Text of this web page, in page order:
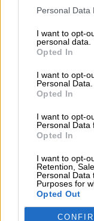
Personal Data
I want to opt-
personal data.
Opted In
I want to opt-
Personal Data.
Opted In
I want to opt-
Personal Data
Opted In
I want to opt-
Retention,
Personal Data
Purposes for
Opted Out
Η γαλλική «ψήφος»
ελληνικές
Βαρδινογιάννη-
Randy Schekman,
μπορεί να έχουμε
05.08.2026
παρονομαστή το
05.08.2026
Αντώνης